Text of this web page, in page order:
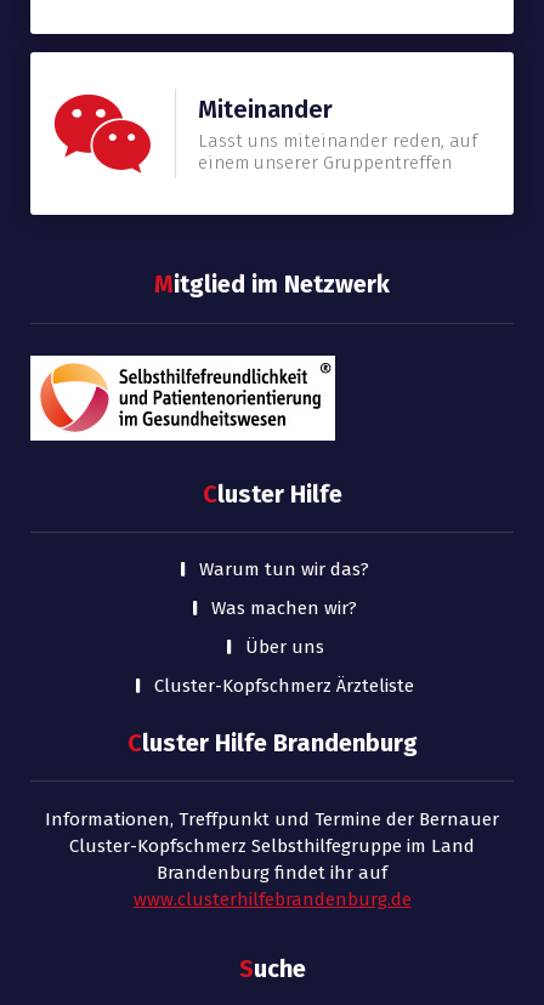
Miteinander
Lasst uns miteinander reden, auf
einem unserer Gruppentreffen
Mitglied im Netzwerk
Cluster Hilfe
Warum tun wir das?
Was machen wir?
Über uns
Cluster-Kopfschmerz Ärzteliste
Cluster Hilfe Brandenburg
Informationen, Treffpunkt und Termine der Bernauer
Cluster-Kopfschmerz Selbsthilfegruppe im Land
Brandenburg findet ihr auf
www.clusterhilfebrandenburg.de
Suche